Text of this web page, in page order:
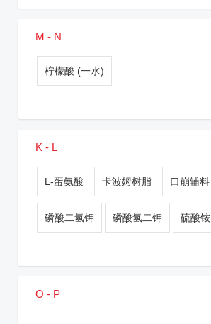
M - N
柠檬酸 (一水)
K - L
L-蛋氨酸 卡波姆树脂 口崩辅料
磷酸二氢钾 磷酸氢二钾 硫酸铵
O - P